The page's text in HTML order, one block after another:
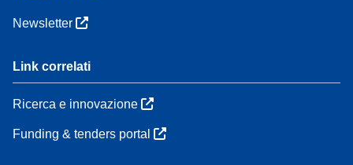
Newsletter
Link correlati
Ricerca e innovazione
Funding & tenders portal